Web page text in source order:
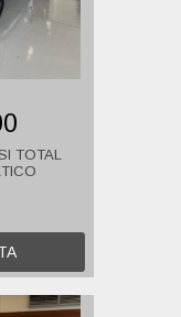
TOTAL